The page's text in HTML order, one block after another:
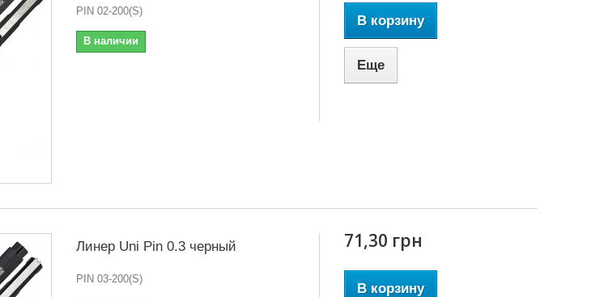
PIN 02-200(S)
В наличии
В корзину
Еще
Линер Uni Pin 0.3 черный
PIN 03-200(S)
71,30 грн
В корзину